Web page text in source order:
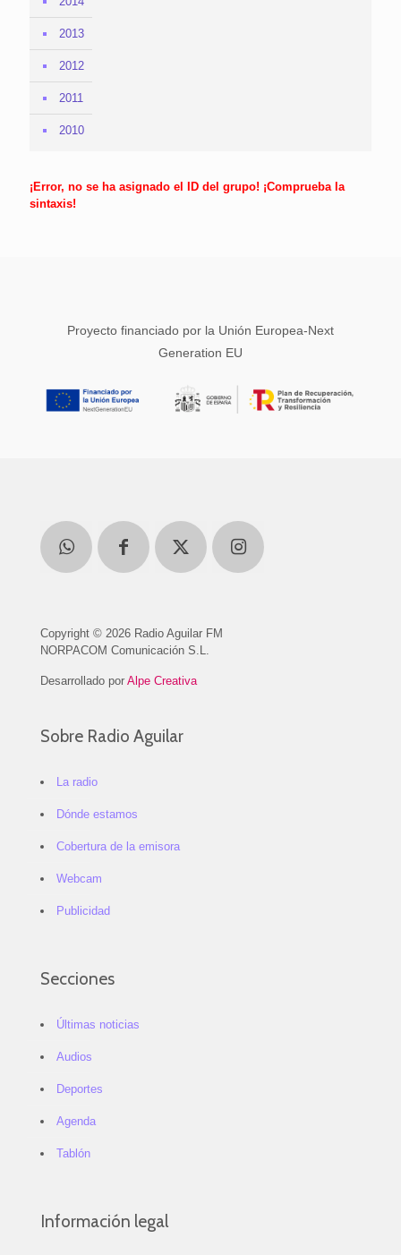
2013
2012
2011
2010
¡Error, no se ha asignado el ID del grupo! ¡Comprueba la
sintaxis!
Proyecto financiado por la Unión Europea-Next
Generation EU
Copyright © 2026 Radio Aguilar FM
NORPACOM Comunicación S.L.
Desarrollado por Alpe Creativa
Sobre Radio Aguilar
La radio
Dónde estamos
Cobertura de la emisora
Webcam
Publicidad
Secciones
Últimas noticias
Audios
Deportes
Agenda
Tablón
Información legal